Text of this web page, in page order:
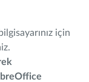
için